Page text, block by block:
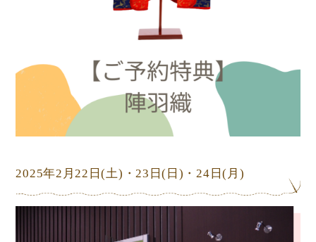
2025年2月22日(土) ・23日(日) ・24日(月)